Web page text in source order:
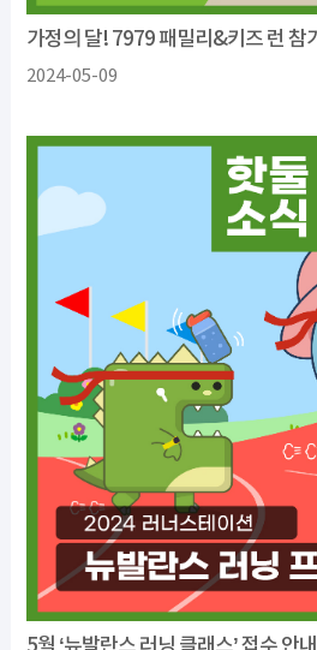
가정의 달! 7979 패밀리&키즈 런 참
2024-05-09